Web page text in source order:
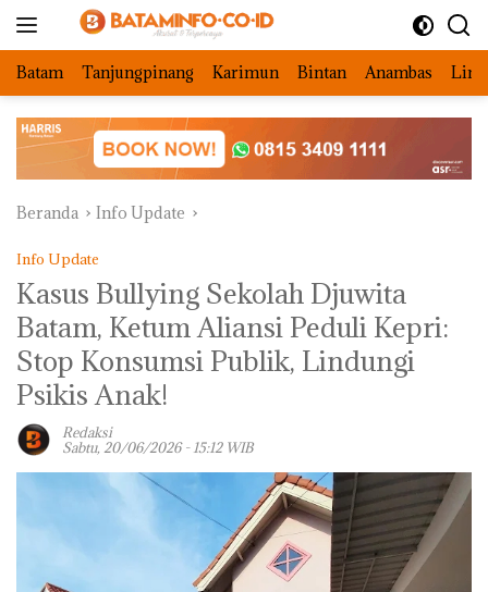
Batam Tanjungpinang Karimun Bintan Anambas
Beranda Info Update
Info Update
Kasus Bullying Sekolah Djuwita
Batam, Ketum Aliansi Peduli Kepri:
Stop Konsumsi Publik, Lindungi
Psikis Anak!
Redaksi
Sabtu, 20/06/2026 - 15:12 WIB